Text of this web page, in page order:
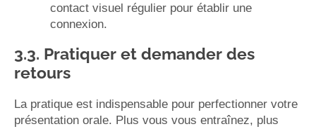
contact visuel régulier pour établir une
connexion.
3.3. Pratiquer et demander des
retours
La pratique est indispensable pour perfectionner votre
présentation orale. Plus vous vous entraînez, plus